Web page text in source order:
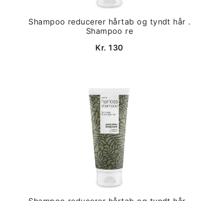
Shampoo reducerer hårtab og tyndt hår .
Shampoo re
Kr. 130